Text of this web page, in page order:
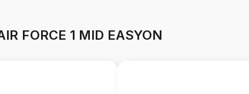
FORCE 1 MID EASYON